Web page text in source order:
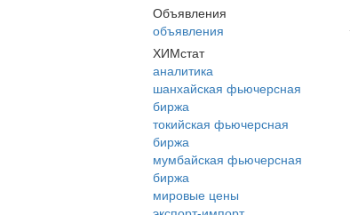
Объявления
объявления
ХИМстат
аналитика
шанхайская фьючерсная
биржа
токийская фьючерсная
биржа
мумбайская фьючерсная
биржа
мировые цены